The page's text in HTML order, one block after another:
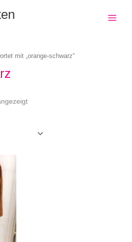
mit „orange-schwarz“
mehrere
Optionen